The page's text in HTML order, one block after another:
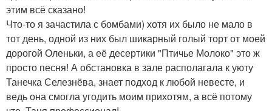
этим всё сказано!
Что-то я зачастила с бомбами) хотя их было не мало в
тот день, одной из них был шикарный голый торт от моей
дорогой Оленьки, а её десертики "Птичье Молоко" это ж
просто песня! А обстановка в зале располагала к уюту
Танечка Селезнёва, знает подход к любой невесте, и
ведь она смогла угодить моим прихотям, а всё потому